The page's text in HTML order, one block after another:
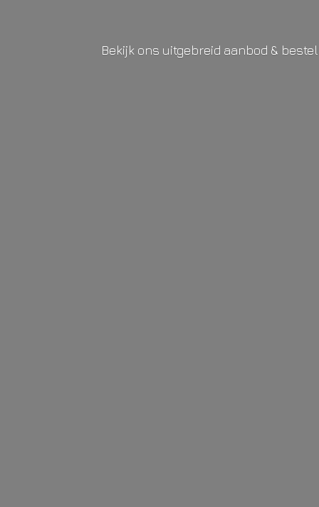
Bekijk ons uitgebreid aanbod & bestel